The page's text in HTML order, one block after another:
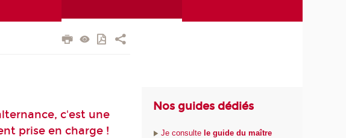
c'est une
prise en charge !
Nos guides dédiés
Je consultele guide du maître